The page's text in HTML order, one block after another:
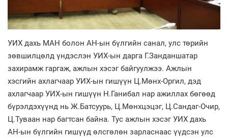
УИХ дахь МАН болон АН-ын бүлгийн санал, улс төрийн
зөвшилцөлд үндэслэн УИХ-ын дарга Г.Занданшатар
захирамж гаргаж, ажлын хэсэг байгуулжээ. Ажлын
хэсгийн ахлагчаар УИХ-ын гишүүн Ц.Мөнх-Оргил, дэд
ахлагчаар УИХ-ын гишүүн Н.Ганибал нар ажиллах бөгөөд
бүрэлдэхүүнд нь Ж.Батсуурь, Ц.Мөнхцэцэг, Ц.Сандаг-Очир,
Ц.Туваан нар багтсан байна. Тус ажлын хэсэг УИХ дахь
АН-ын бүлгийн гишүүд өлсгөлөн зарласнаас үүдсэн улс